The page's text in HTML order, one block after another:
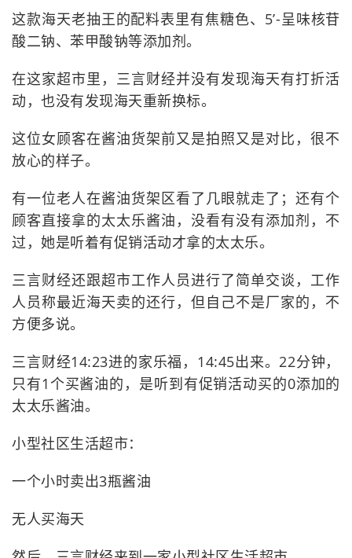
这款海天老抽王的配料表里有焦糖色、5’-呈味核苷
酸二钠、苯甲酸钠等添加剂。
在这家超市里，三言财经并没有发现海天有打折活
动，也没有发现海天重新换标。
这位女顾客在酱油货架前又是拍照又是对比，很不
放心的样子。
有一位老人在酱油货架区看了几眼就走了；还有个
顾客直接拿的太太乐酱油，没看有没有添加剂，不
过，她是听着有促销活动才拿的太太乐。
三言财经还跟超市工作人员进行了简单交谈，工作
人员称最近海天卖的还行，但自己不是厂家的，不
方便多说。
三言财经14:23进的家乐福，14:45出来。22分钟，
只有1个买酱油的，是听到有促销活动买的0添加的
太太乐酱油。
小型社区生活超市：
一个小时卖出3瓶酱油
无人买海天